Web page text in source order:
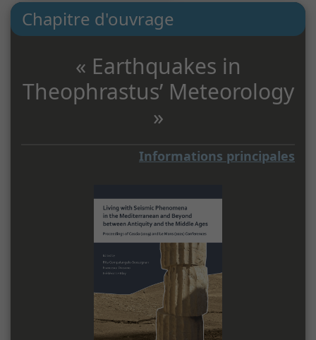
Chapitre d'ouvrage
« Earthquakes in
Theophrastus’ Meteorology
»
Informations principales